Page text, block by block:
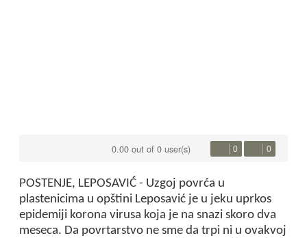
0.00 out of 0 user(s) 0 0
POSTENJE, LEPOSAVIĆ - Uzgoj povrća u
plastenicima u opštini Leposavić je u jeku uprkos
epidemiji korona virusa koja je na snazi skoro dva
meseca. Da povrtarstvo ne sme da trpi ni u ovakvoj